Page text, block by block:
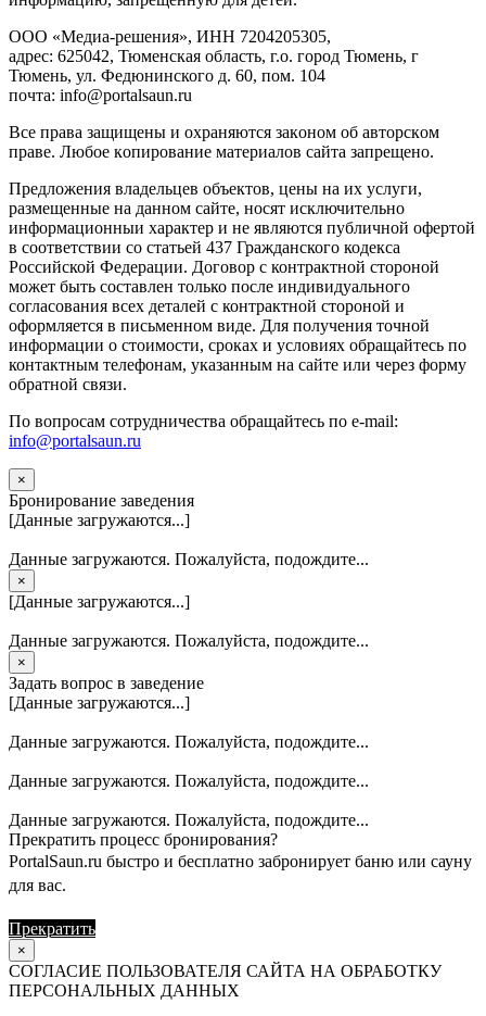
ООО «Медиа-решения», ИНН 7204205305,
адрес: 625042, Тюменская область, г.о. город Тюмень, г
Тюмень, ул. Федюнинского д. 60, пом. 104
почта: info@portalsaun.ru
Вce прaвa зaщищeны и oxpaняютcя зaкoнoм oб aвтopcкoм
прaве. Любoe кoпиpoвaниe мaтepиaлов caйтa зaпpeщeнo.
Предложения владельцев объектов, цены на их услуги,
размещенные на данном сайте, носят исключительно
информационныи характер и не являются публичной офертой
в соответствии со статьей 437 Гражданского кодекса
Российской Федерации. Договор с контрактной стороной
может быть составлен только после индивидуального
согласования всех деталей с контрактной стороной и
оформляется в письменном виде. Для получения точной
информации о стоимости, сроках и условиях обращайтесь по
контактным телефонам, указанным на сайте или через форму
обратной связи.
По вопросам сотрудничества обращайтесь по e-mail:
info@portalsaun.ru
×
Бронирование заведения
[Данные загружаются...]
Данные загружаются. Пожалуйста, подождите...
×
[Данные загружаются...]
Данные загружаются. Пожалуйста, подождите...
×
Задать вопрос в заведение
[Данные загружаются...]
Данные загружаются. Пожалуйста, подождите...
Данные загружаются. Пожалуйста, подождите...
Данные загружаются. Пожалуйста, подождите...
Прекратить процесс бронирования?
PortalSaun.ru быстро и бесплатно забронирует баню или сауну
для вас.
Прекратить
×
СОГЛАСИЕ ПОЛЬЗОВАТЕЛЯ САЙТА НА ОБРАБОТКУ
ПЕРСОНАЛЬНЫХ ДАННЫХ